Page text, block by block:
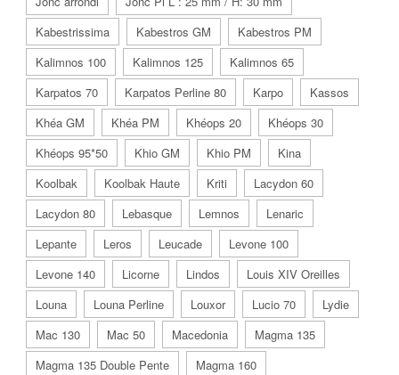
Kabestrissima
Kabestros GM
Kabestros PM
Kalimnos 100
Kalimnos 125
Kalimnos 65
Karpatos 70
Karpatos Perline 80 Karpo
Kassos
Khéa GM
Khéa PM Khéops 20
Khéops 30
Khéops 95*50
Khio GM Khio PM
Kina
Koolbak
Koolbak Haute Kriti
Lacydon 60
Lacydon 80
Lebasque Lemnos
Lenaric
Lepante
Leros Leucade
Levone 100
Levone 140
Licorne Lindos
Louis XIV Oreilles
Louna
Louna Perline Louxor Lucio 70
Lydie
Mac 130
Mac 50 Macedonia
Magma 135
Magma 135 Double Pente
Magma 160